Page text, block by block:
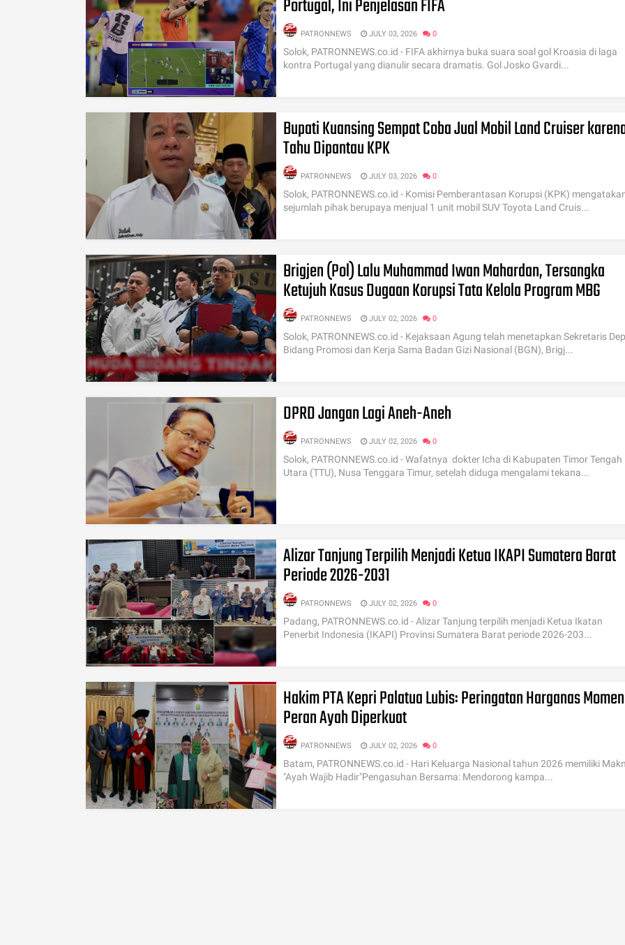
Portugal, Ini Penjelasan FIFA
PATRONNEWS JULY 03, 2026 0
Solok, PATRONNEWS.co.id - FIFA akhirnya buka suara soal gol Kroasia di laga
kontra Portugal yang dianulir secara dramatis. Gol Josko Gvardi...
Bupati Kuansing Sempat Coba Jual Mobil Land Cruiser
Tahu Dipantau KPK
PATRONNEWS JULY 03, 2026 0
Solok, PATRONNEWS.co.id - Komisi Pemberantasan Korupsi (KPK)
sejumlah pihak berupaya menjual 1 unit mobil SUV Toyota Land Cruis...
Brigjen (Pol) Lalu Muhammad Iwan Mahardan, Tersangka
Ketujuh Kasus Dugaan Korupsi Tata Kelola Program MBG
PATRONNEWS JULY 02, 2026 0
Solok, PATRONNEWS.co.id - Kejaksaan Agung telah menetapkan Sekretaris
Bidang Promosi dan Kerja Sama Badan Gizi Nasional (BGN), Brigj...
DPRD Jangan Lagi Aneh-Aneh
PATRONNEWS JULY 02, 2026 0
Solok, PATRONNEWS.co.id - Wafatnya dokter Icha di Kabupaten Timor Tengah
Utara (TTU), Nusa Tenggara Timur, setelah diduga mengalami tekana...
Alizar Tanjung Terpilih Menjadi Ketua IKAPI Sumatera Barat
Periode 2026-2031
PATRONNEWS JULY 02, 2026 0
Padang, PATRONNEWS.co.id - Alizar Tanjung terpilih menjadi Ketua Ikatan
Penerbit Indonesia (IKAPI) Provinsi Sumatera Barat periode 2026-203...
Hakim PTA Kepri Palatua Lubis: Peringatan Harganas Momen
Peran Ayah Diperkuat
PATRONNEWS JULY 02, 2026 0
Batam, PATRONNEWS.co.id - Hari Keluarga Nasional tahun 2026 memiliki
"Ayah Wajib Hadir"Pengasuhan Bersama: Mendorong kampa...